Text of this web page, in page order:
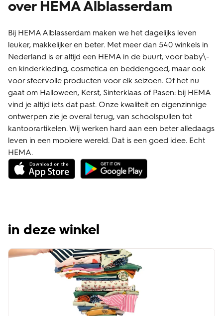
over HEMA Alblasserdam
Bij HEMA Alblasserdam maken we het dagelijks leven
leuker, makkelijker en beter. Met meer dan 540 winkels in
Nederland is er altijd een HEMA in de buurt, voor baby\-
en kinderkleding, cosmetica en beddengoed, maar ook
voor sfeervolle producten voor elk seizoen. Of het nu
gaat om Halloween, Kerst, Sinterklaas of Pasen: bij HEMA
vind je altijd iets dat past. Onze kwaliteit en eigenzinnige
ontwerpen zie je overal terug, van schoolspullen tot
kantoorartikelen. Wij werken hard aan een beter alledaags
leven in een mooiere wereld. Dat is een goed idee. Echt
HEMA.
in deze winkel